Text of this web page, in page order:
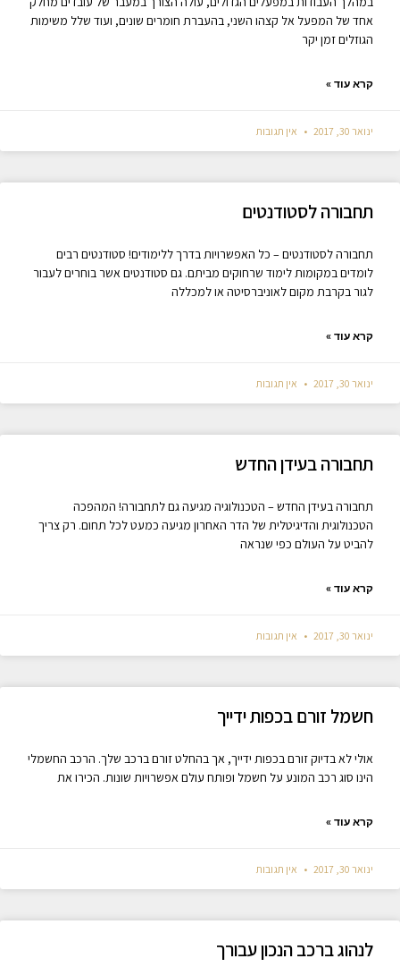
אחד של המפעל אל קצהו השני, בהעברת חומרים שונים, ועוד שלל משימות
הגוזלים זמן יקר
קרא עוד »
ינואר 30, 2017 אין תגובות
תחבורה לסטודנטים
תחבורה לסטודנטים – כל האפשרויות בדרך ללימודים! סטודנטים רבים
לומדים במקומות לימוד שרחוקים מביתם. גם סטודנטים אשר בוחרים לעבור
לגור בקרבת מקום לאוניברסיטה או למכללה
קרא עוד »
ינואר 30, 2017 אין תגובות
תחבורה בעידן החדש
תחבורה בעידן החדש – הטכנולוגיה מגיעה גם לתחבורה! המהפכה
הטכנולוגית והדיגיטלית של הדר האחרון מגיעה כמעט לכל תחום. רק צריך
להביט על העולם כפי שנראה
קרא עוד »
ינואר 30, 2017 אין תגובות
חשמל זורם בכפות ידייך
אולי לא בדיוק זורם בכפות ידייך, אך בהחלט זורם ברכב שלך. הרכב החשמלי
הינו סוג רכב המונע על חשמל ופותח עולם אפשרויות שונות. הכירו את
קרא עוד »
ינואר 30, 2017 אין תגובות
לנהוג ברכב הנכון עבורך